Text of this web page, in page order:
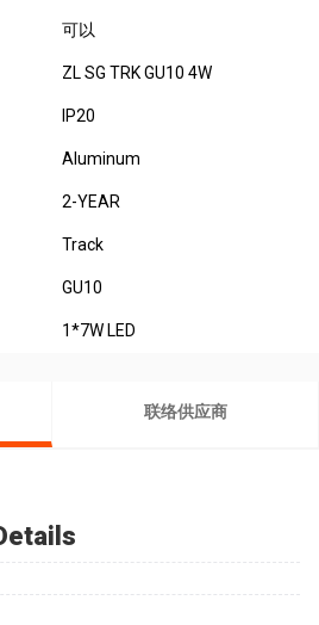
可以
ZL SG TRK GU10 4W
IP20
Aluminum
2-YEAR
Track
GU10
1*7W LED
联络供应商